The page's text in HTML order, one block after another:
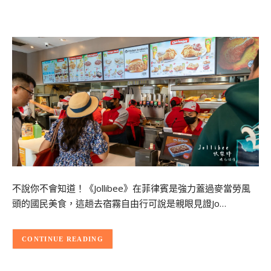
不說你不會知道！《Jollibee》在菲律賓是強力蓋過麥當勞風
頭的國民美食，這趟去宿霧自由行可說是親眼見證Jo…
CONTINUE READING